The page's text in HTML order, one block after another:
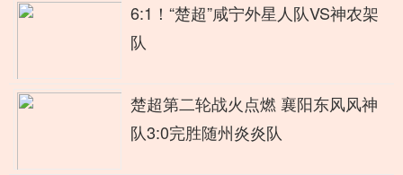
6:1！“楚超”咸宁外星人队VS神农架
队
楚超第二轮战火点燃 襄阳东风风神
队3:0完胜随州炎炎队